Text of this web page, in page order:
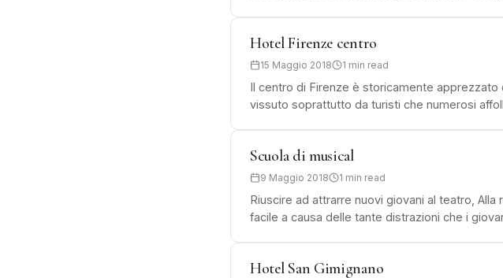
Hotel Firenze centro
15 Maggio 2018 1 min read
Il centro di Firenze è storicamente
vissuto soprattutto da turisti che numerosi
Scuola di musical
9 Maggio 2018 1 min read
Riuscire ad attrarre nuovi giovani al teatro,
facile a causa delle tante distrazioni che i
Hotel San Gimignano